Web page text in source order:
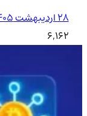
۲۸ اردیبهشت ۱۴۰۵
6,162